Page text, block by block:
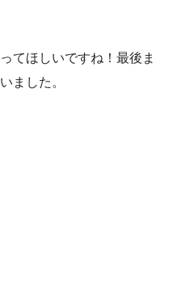
てほしいですね！最後ま
ました。